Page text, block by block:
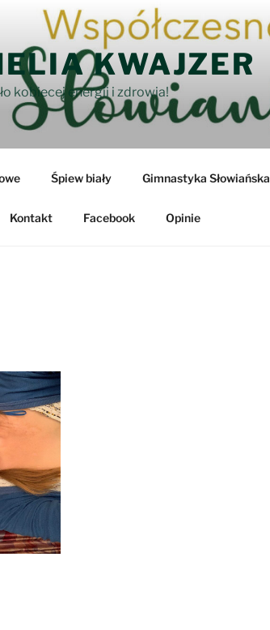
KWAJZER
kobiecej energii i zdrowia!
Śpiew biały Gimnastyka Słowiańska
Kontakt Facebook Opinie